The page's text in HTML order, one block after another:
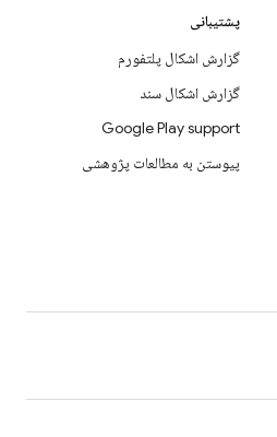
پشتیبانی
گزارش اشکال پلتفورم
گزارش اشکال سند
Google Play support
پیوستن به مطالعات پژوهشی